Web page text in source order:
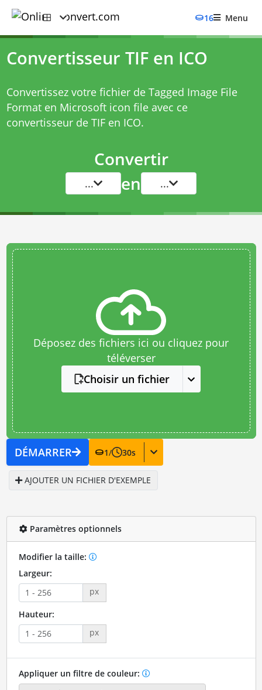
16 Menu
Convertisseur TIF en ICO
Convertissez votre fichier de Tagged Image File
Format en Microsoft icon file avec ce
convertisseur de TIF en ICO.
Convertir
... en ...
Déposez des fichiers ici ou cliquez pour
téléverser
Choisir un fichier
DÉMARRER 1/ 30s
AJOUTER UN FICHIER D'EXEMPLE
Paramètres optionnels
Modifier la taille:
Largeur:
px
Hauteur:
px
Appliquer un filtre de couleur: